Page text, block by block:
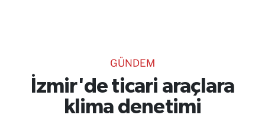
GÜNDEM
İzmir'de ticari araçlara
klima denetimi
RESMİ İLANLAR
Gencsesfm Canlı Dinle